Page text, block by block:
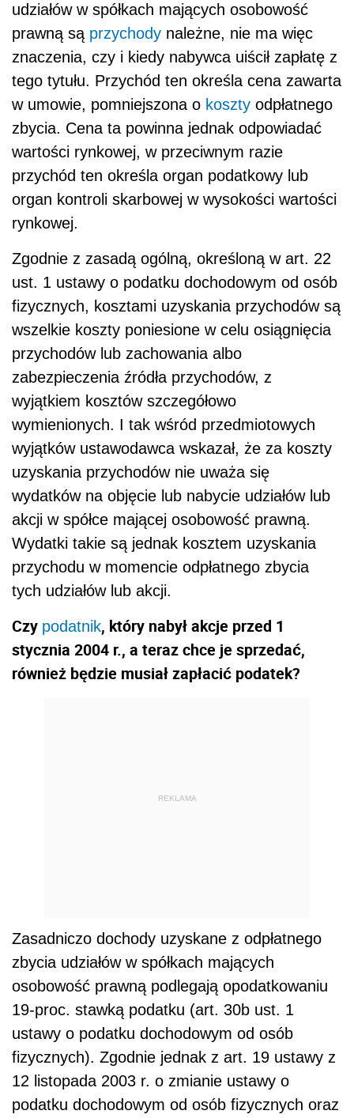
udziałów w spółkach mających osobowość
prawną są przychody należne, nie ma więc
znaczenia, czy i kiedy nabywca uiścił zapłatę z
tego tytułu. Przychód ten określa cena zawarta
w umowie, pomniejszona o koszty odpłatnego
zbycia. Cena ta powinna jednak odpowiadać
wartości rynkowej, w przeciwnym razie
przychód ten określa organ podatkowy lub
organ kontroli skarbowej w wysokości wartości
rynkowej.
Zgodnie z zasadą ogólną, określoną w art. 22
ust. 1 ustawy o podatku dochodowym od osób
fizycznych, kosztami uzyskania przychodów są
wszelkie koszty poniesione w celu osiągnięcia
przychodów lub zachowania albo
zabezpieczenia źródła przychodów, z
wyjątkiem kosztów szczegółowo
wymienionych. I tak wśród przedmiotowych
wyjątków ustawodawca wskazał, że za koszty
uzyskania przychodów nie uważa się
wydatków na objęcie lub nabycie udziałów lub
akcji w spółce mającej osobowość prawną.
Wydatki takie są jednak kosztem uzyskania
przychodu w momencie odpłatnego zbycia
tych udziałów lub akcji.
Czy podatnik, który nabył akcje przed 1
stycznia 2004 r., a teraz chce je sprzedać,
również będzie musiał zapłacić podatek?
REKLAMA
Zasadniczo dochody uzyskane z odpłatnego
zbycia udziałów w spółkach mających
osobowość prawną podlegają opodatkowaniu
19-proc. stawką podatku (art. 30b ust. 1
ustawy o podatku dochodowym od osób
fizycznych). Zgodnie jednak z art. 19 ustawy z
12 listopada 2003 r. o zmianie ustawy o
podatku dochodowym od osób fizycznych oraz